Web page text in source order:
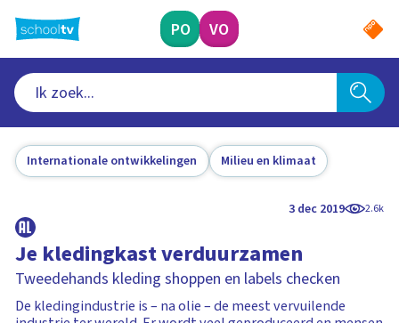
naar
hoofdinhoud
PO VO
Internationale ontwikkelingen Milieu en klimaat
3 dec 2019 2.6k
Je kledingkast verduurzamen
Tweedehands kleding shoppen en labels checken
De kledingindustrie is – na olie – de meest vervuilende